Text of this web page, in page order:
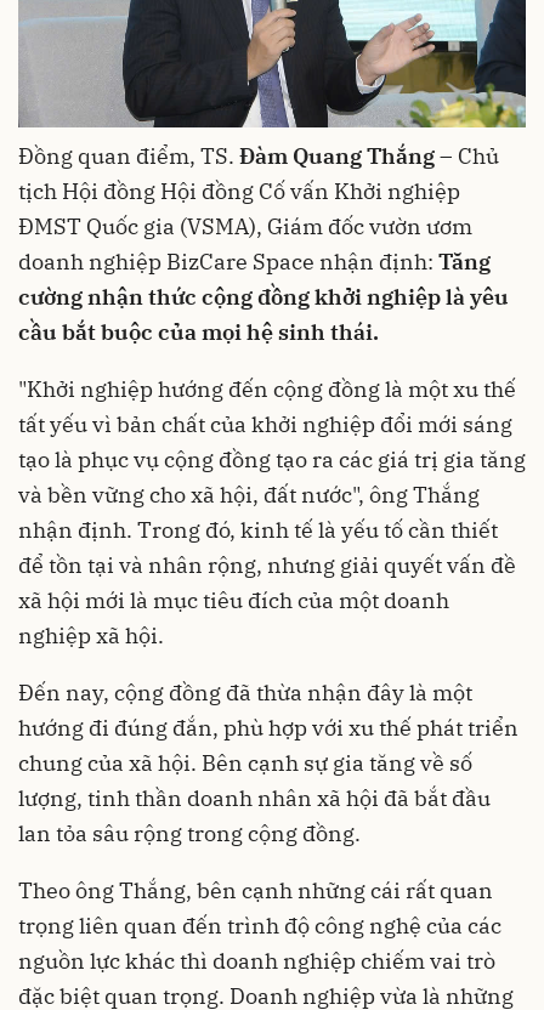
Đồng quan điểm, TS. Đàm Quang Thắng– Chủ
tịch Hội đồng Hội đồng Cố vấn Khởi nghiệp
ĐMST Quốc gia (VSMA), Giám đốc vườn ươm
doanh nghiệp BizCare Space nhận định: Tăng
cường nhận thức cộng đồng khởi nghiệp là yêu
cầu bắt buộc của mọi hệ sinh thái.
"Khởi nghiệp hướng đến cộng đồng là một xu thế
tất yếu vì bản chất của khởi nghiệp đổi mới sáng
tạo là phục vụ cộng đồng tạo ra các giá trị gia tăng
và bền vững cho xã hội, đất nước", ông Thắng
nhận định. Trong đó, kinh tế là yếu tố cần thiết
để tồn tại và nhân rộng, nhưng giải quyết vấn đề
xã hội mới là mục tiêu đích của một doanh
nghiệp xã hội.
Đến nay, cộng đồng đã thừa nhận đây là một
hướng đi đúng đắn, phù hợp với xu thế phát triển
chung của xã hội. Bên cạnh sự gia tăng về số
lượng, tinh thần doanh nhân xã hội đã bắt đầu
lan tỏa sâu rộng trong cộng đồng.
Theo ông Thắng, bên cạnh những cái rất quan
trọng liên quan đến trình độ công nghệ của các
nguồn lực khác thì doanh nghiệp chiếm vai trò
đặc biệt quan trọng. Doanh nghiệp vừa là những